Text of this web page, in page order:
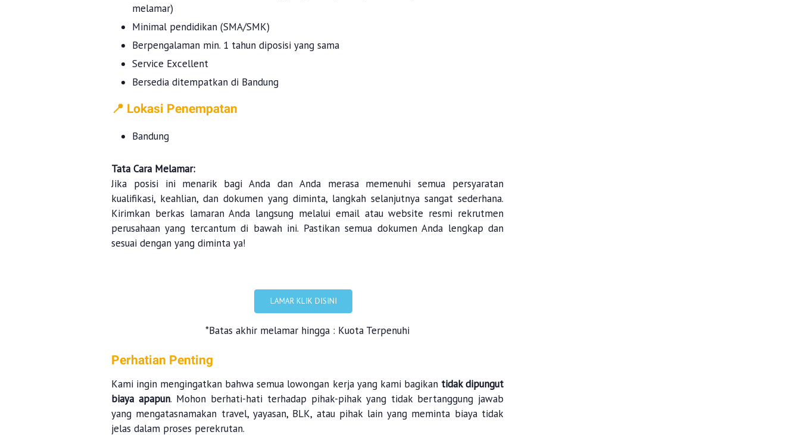
melamar)
Minimal pendidikan (SMA/SMK)
Berpengalaman min. 1 tahun diposisi yang sama
Service Excellent
Bersedia ditempatkan di Bandung
📍 Lokasi Penempatan
Bandung
Tata Cara Melamar:
Jika posisi ini menarik bagi Anda dan Anda merasa memenuhi semua persyaratan
kualifikasi, keahlian, dan dokumen yang diminta, langkah selanjutnya sangat sederhana.
Kirimkan berkas lamaran Anda langsung melalui email atau website resmi rekrutmen
perusahaan yang tercantum di bawah ini. Pastikan semua dokumen Anda lengkap dan
sesuai dengan yang diminta ya!
LAMAR KLIK DISINI
*Batas akhir melamar hingga : Kuota Terpenuhi
Perhatian Penting
Kami ingin mengingatkan bahwa semua lowongan kerja yang kami bagikan tidak dipungut
biaya apapun. Mohon berhati-hati terhadap pihak-pihak yang tidak bertanggung jawab
yang mengatasnamakan travel, yayasan, BLK, atau pihak lain yang meminta biaya tidak
jelas dalam proses perekrutan.